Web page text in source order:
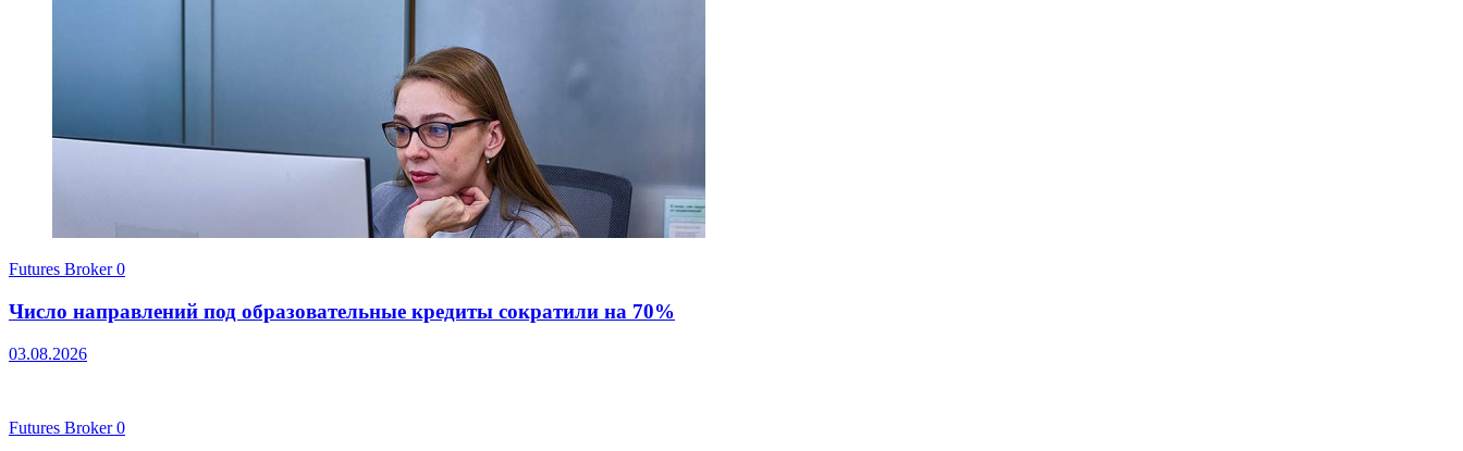
Futures Broker0
Число направлений под образовательные кредиты сократили на 70%
03.08.2026
Futures Broker0